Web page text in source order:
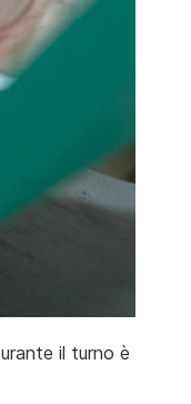
il turno è